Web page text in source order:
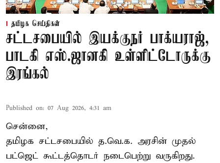
தமிழக செய்திகள்
சட்டசபையில் இயக்குநர் பாக்யராஜ்,
பாடகி எஸ்.ஜானகி உள்ளிட்டோருக்கு
இரங்கல்
Published on: 07 Aug 2026, 4:31 am
சென்னை,
தமிழக சட்டசபையில் த.வெ.க. அரசின் முதல்
பட்ஜெட் கூட்டத்தொடர் நடைபெற்று வருகிறது.